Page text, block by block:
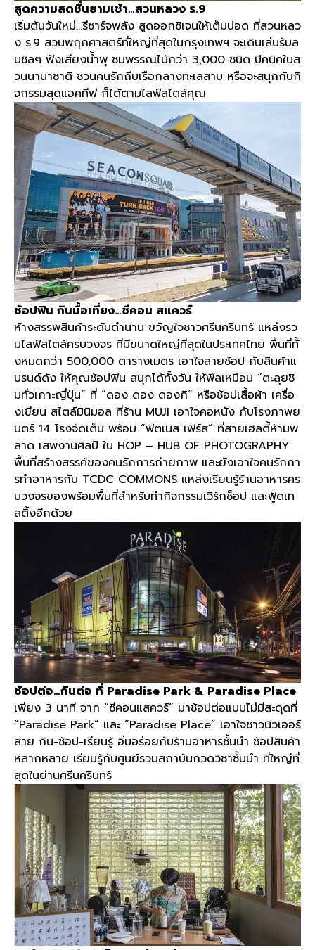
สูดความสดชื่นยามเช้า…สวนหลวง ร.9
เริ่มต้นวันใหม่…รีชาร์จพลัง สูดออกซิเจนให้เต็มปอด ที่สวนหลว
ง ร.9 สวนพฤกศาสตร์ที่ใหญ่ที่สุดในกรุงเทพฯ จะเดินเล่นรับล
มชิลๆ ฟังเสียงน้ำพุ ชมพรรณไม้กว่า 3,000 ชนิด ปิคนิคในส
วนนานาชาติ ชวนคนรักถีบเรือกลางทะเลสาบ หรือจะสนุกกับกิ
จกรรมสุดแอคทีฟ ก็ได้ตามไลฟ์สไตล์คุณ
ช้อปฟิน กินมื้อเที่ยง…ซีคอน สแควร์
ห้างสรรพสินค้าระดับตำนาน ขวัญใจชาวศรีนครินทร์ แหล่งรว
มไลฟ์สไตล์ครบวงจร ที่มีขนาดใหญ่ที่สุดในประเทศไทย พื้นที่ทั้
งหมดกว่า 500,000 ตารางเมตร เอาใจสายช้อป กับสินค้าแ
บรนด์ดัง ให้คุณช้อปฟิน สนุกได้ทั้งวัน ให้ฟีลเหมือน “ตะลุยชิ
มทั่วเกาะญี่ปุ่น” ที่ “ดอง ดอง ดองกิ” หรือช้อปเสื้อผ้า เครื่อ
งเขียน สไตล์มินิมอล ที่ร้าน MUJI เอาใจคอหนัง กับโรงภาพย
นตร์ 14 โรงจัดเต็ม พร้อม “ฟิตเนส เฟิร์ส” ที่สายเฮลตี้ห้ามพ
ลาด เสพงานศิลป์ ใน HOP – HUB OF PHOTOGRAPHY
พื้นที่สร้างสรรค์ของคนรักการถ่ายภาพ และยังเอาใจคนรักกา
รทำอาหารกับ TCDC COMMONS แหล่งเรียนรู้ร้านอาหารคร
บวงจรของพร้อมพื้นที่สำหรับทำกิจกรรมเวิร์กช็อป และฟู้ดเท
สติ้งอีกด้วย
ช้อปต่อ…กินต่อ ที่ Paradise Park & Paradise Place
เพียง 3 นาที จาก “ซีคอนแสควร์” มาช้อปต่อแบบไม่มีสะดุดที่
“Paradise Park” และ “Paradise Place” เอาใจชาวนิวเออร์
สาย กิน-ช้อป-เรียนรู้ อิ่มอร่อยกับร้านอาหารชั้นนำ ช้อปสินค้า
หลากหลาย เรียนรู้กับศูนย์รวมสถาบันกวดวิชาชั้นนำ ที่ใหญ่ที่
สุดในย่านศรีนครินทร์